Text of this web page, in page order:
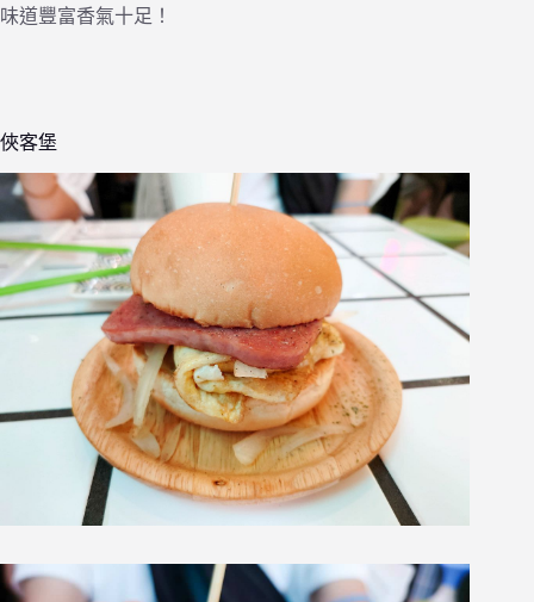
味道豐富香氣十足！
俠客堡